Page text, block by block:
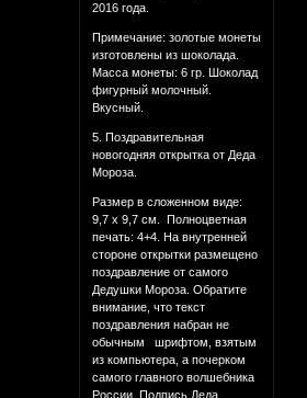
2016 года.
Примечание: золотые монеты
изготовлены из шоколада.
Масса монеты: 6 гр. Шоколад
фигурный молочный.
Вкусный.
5. Поздравительная
новогодняя открытка от Деда
Мороза.
Размер в сложенном виде:
9,7 x 9,7 см. Полноцветная
печать: 4+4. На внутренней
стороне открытки размещено
поздравление от самого
Дедушки Мороза. Обратите
внимание, что текст
поздравления набран не
обычным шрифтом, взятым
из компьютера, а почерком
самого главного волшебника
России. Подпись Деда